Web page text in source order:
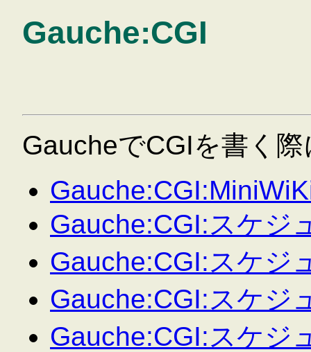
Gauche:CGI
GaucheでCGIを書く
Gauche:CGI:スケジ
Gauche:CGI:スケジ
Gauche:CGI:スケジ
Gauche:CGI:スケジ